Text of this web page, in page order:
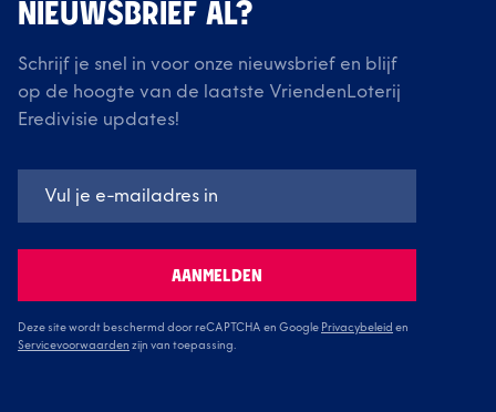
NIEUWSBRIEF AL?
Schrijf je snel in voor onze nieuwsbrief en blijf
op de hoogte van de laatste VriendenLoterij
Eredivisie updates!
AANMELDEN
Deze site wordt beschermd door reCAPTCHA en Google Privacybeleid en
Servicevoorwaarden zijn van toepassing.